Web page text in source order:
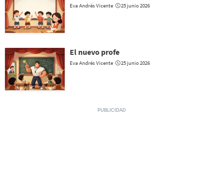
Eva Andrés Vicente 25 junio 2026
El nuevo profe
Eva Andrés Vicente 25 junio 2026